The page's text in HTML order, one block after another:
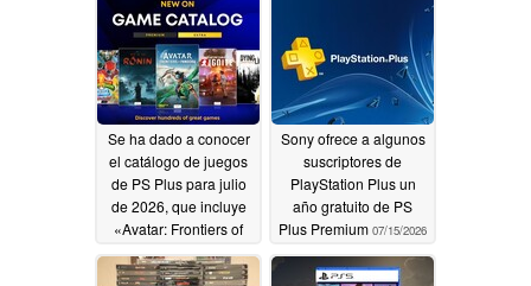
aprovechando la
polémica suscitada por
los juegos físicos de la
PS5.07/20/2026
Se ha dado a conocer
el catálogo de juegos
de PS Plus para julio
de 2026, que incluye
«Avatar: Frontiers of
Light» y muchos más
Sony ofrece a algunos
suscriptores de
PlayStation Plus un
año gratuito de PS
Plus Premium 07/15/2026